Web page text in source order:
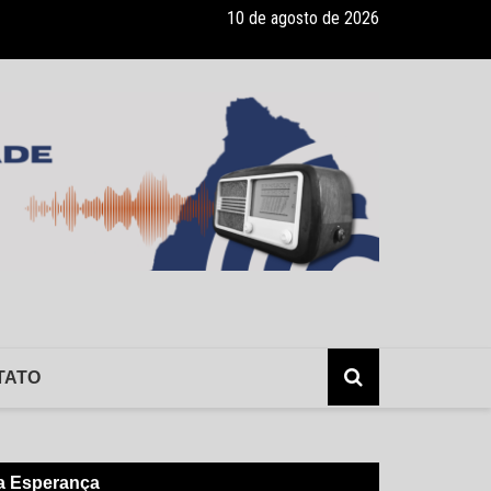
recebe pocket-show gratuito “A Bela e a Fera” na 16ª “Diversão
10 de agosto de 2026
Esperança